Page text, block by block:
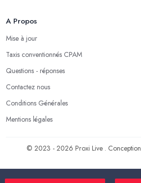
A Propos
Mise à jour
Taxis conventionnés CPAM
Questions - réponses
Contactez nous
Conditions Générales
Mentions légales
© 2023 - 2026 Proxi Live . Conception